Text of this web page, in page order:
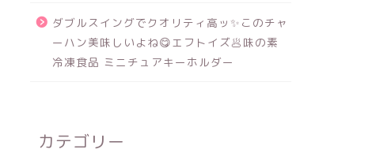
ダブルスイングでクオリティ高ッ✨このチャ
ーハン美味しいよね😋エフトイズ🥟味の素
冷凍食品 ミニチュアキーホルダー
カテゴリー